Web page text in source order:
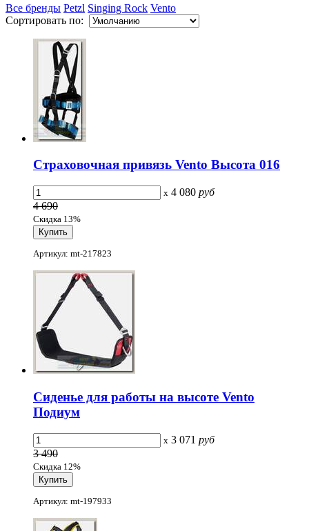
Все бренды Petzl Singing Rock Vento
Сортировать по:
Страховочная привязь Vento Высота 016
x 4 080 руб
4 690
Скидка 13%
Артикул: mt-217823
Сиденье для работы на высоте Vento
Подиум
x 3 071 руб
3 490
Скидка 12%
Артикул: mt-197933